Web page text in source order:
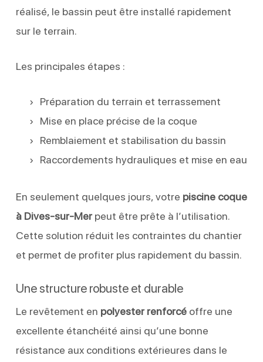
réalisé, le bassin peut être installé rapidement
sur le terrain.
Les principales étapes :
Préparation du terrain et terrassement
Mise en place précise de la coque
Remblaiement et stabilisation du bassin
Raccordements hydrauliques et mise en eau
En seulement quelques jours, votre piscine coque
à Dives-sur-Merpeut être prête à l’utilisation.
Cette solution réduit les contraintes du chantier
et permet de profiter plus rapidement du bassin.
Une structure robuste et durable
Le revêtement en polyester renforcéoffre une
excellente étanchéité ainsi qu’une bonne
résistance aux conditions extérieures dans le